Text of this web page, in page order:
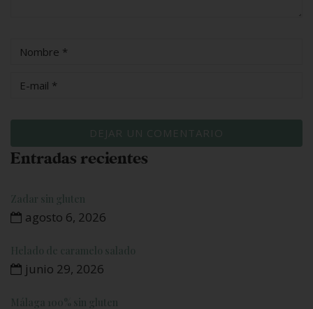
Entradas recientes
Zadar sin gluten
agosto 6, 2026
Helado de caramelo salado
junio 29, 2026
Málaga 100% sin gluten